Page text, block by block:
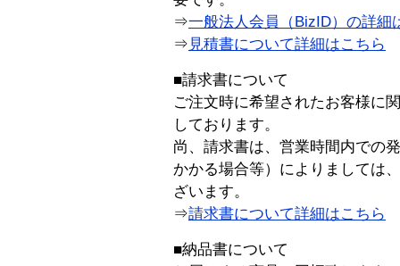
⇒一般法人会員（BizID）の詳細
⇒ 見積書について詳細はこちら
■請求書について
ご注文時に希望されたお客様に
しております。
尚、請求書は、営業時間内での
かかる場合等）によりましては
ざいます。
⇒請求書について詳細はこちら
■納品書について